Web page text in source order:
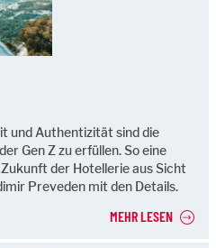
und Authentizität sind die
Gen Z zu erfüllen. So eine
der Hotellerie aus Sicht
Preveden mit den Details.
MEHR LESEN